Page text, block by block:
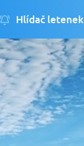
Hlídač letenek